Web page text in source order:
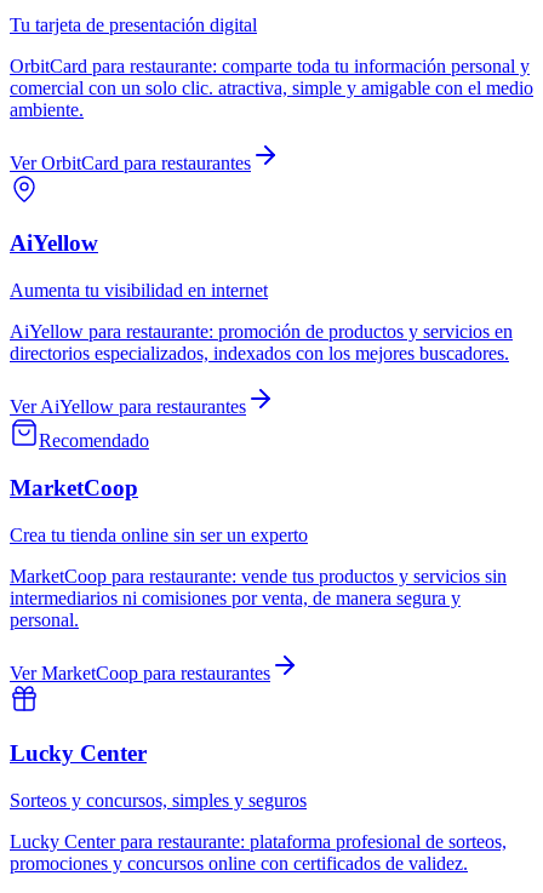
Tu tarjeta de presentación digital
OrbitCard para restaurante: comparte toda tu información personal y
comercial con un solo clic. atractiva, simple y amigable con el medio
ambiente.
VerOrbitCard para restaurantes
AiYellow
Aumenta tu visibilidad en internet
AiYellow para restaurante: promoción de productos y servicios en
directorios especializados, indexados con los mejores buscadores.
VerAiYellow para restaurantes
Recomendado
MarketCoop
Crea tu tienda online sin ser un experto
MarketCoop para restaurante: vende tus productos y servicios sin
intermediarios ni comisiones por venta, de manera segura y
personal.
VerMarketCoop para restaurantes
Lucky Center
Sorteos y concursos, simples y seguros
Lucky Centerpara restaurante: plataforma profesional de sorteos,
promociones y concursos online con certificados de validez.